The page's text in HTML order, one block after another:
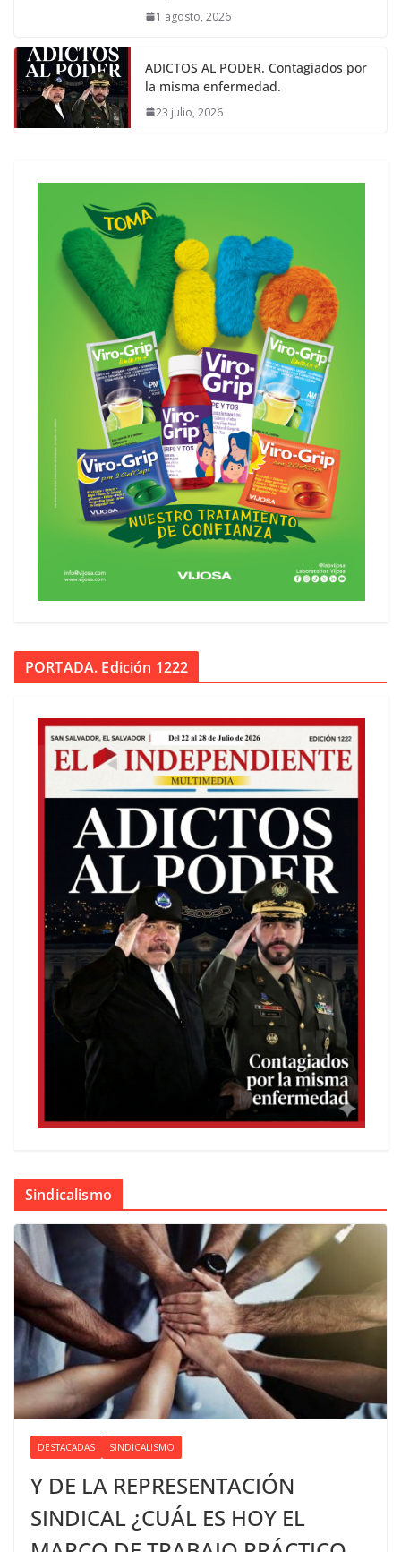
1 agosto, 2026
ADICTOS AL PODER. Contagiados por
la misma enfermedad.
23 julio, 2026
PORTADA. Edición 1222
Sindicalismo
DESTACADAS SINDICALISMO
Y DE LA REPRESENTACIÓN
SINDICAL ¿CUÁL ES HOY EL